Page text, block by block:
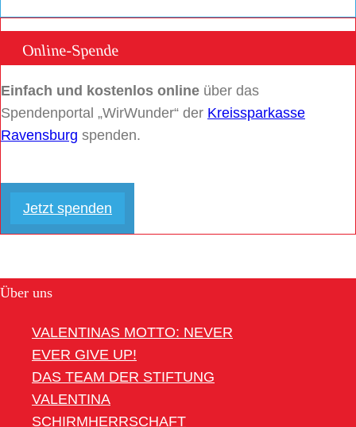
Online-Spende
Einfach und kostenlos online über das
Spendenportal „WirWunder“ der Kreissparkasse
Ravensburg spenden.
Jetzt spenden
Über uns
VALENTINAS MOTTO: NEVER
EVER GIVE UP!
DAS TEAM DER STIFTUNG
VALENTINA
SCHIRMHERRSCHAFT